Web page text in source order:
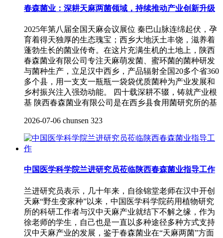
春森菌业：深耕天麻两菌领域，持续推动产业创新升级
2025年第八届全国天麻会议展位 秦巴山脉连绵起伏，孕
育着得天独厚的生态瑰宝；西乡大地沃土丰饶，滋养着
蓬勃生长的菌业传奇。在这片充满生机的土地上，陕西
春森菌业有限公司专注天麻萌发菌、蜜环菌的菌种研发
与菌种生产，立足汉中西乡，产品辐射全国20多个省360
多个县，用一支支一瓶瓶一袋袋优质菌种为产业发展和
乡村振兴注入强劲动能。 四十载深耕不辍，铸就产业根
基 陕西春森菌业有限公司是在西乡县食用菌研究所的基
2026-07-06 chunsen 323
中国医学科学院兰进研究员莅临陕西春森菌业指导工作
兰进研究员表示，几十年来，自徐锦堂老师在汉中开创
天麻“野生变家种”以来，中国医学科学院药用植物研究
所的科研工作者与汉中天麻产业就结下不解之缘，作为
徐老师的学生，自己也是一直以多种途径多种方式支持
汉中天麻产业的发展，鉴于春森菌业在“天麻两菌”方面